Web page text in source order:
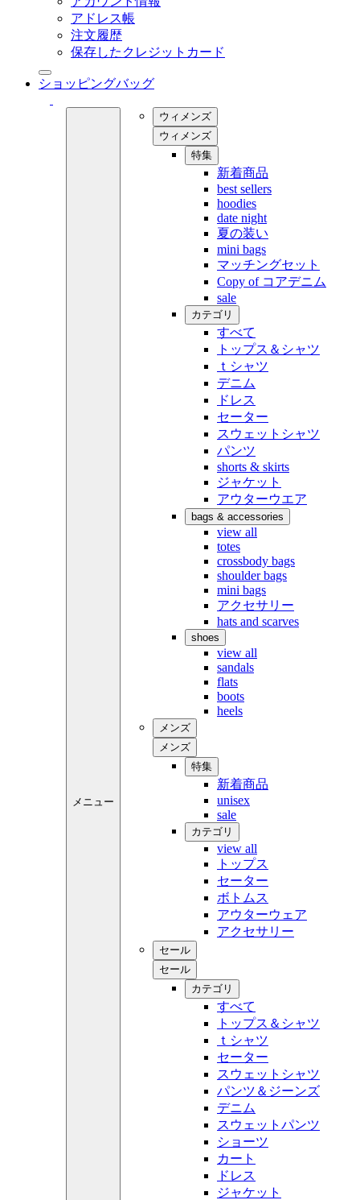
アドレス帳
注文履歴
保存したクレジットカード
ショッピングバッグ
メニュー
ウィメンズ
ウィメンズ
特集
新着商品
best sellers
hoodies
date night
夏の装い
mini bags
マッチングセット
Copy of コアデニム
sale
カテゴリ
すべて
トップス＆シャツ
ｔシャツ
デニム
ドレス
セーター
スウェットシャツ
パンツ
shorts & skirts
ジャケット
アウターウエア
bags & accessories
view all
totes
crossbody bags
shoulder bags
mini bags
アクセサリー
hats and scarves
shoes
view all
sandals
flats
boots
heels
メンズ
メンズ
特集
新着商品
unisex
sale
カテゴリ
view all
トップス
セーター
ボトムス
アウターウェア
アクセサリー
セール
セール
カテゴリ
すべて
トップス＆シャツ
ｔシャツ
セーター
スウェットシャツ
パンツ＆ジーンズ
デニム
スウェットパンツ
ショーツ
カート
ドレス
ジャケット